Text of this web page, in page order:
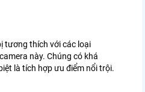
tương thích với các loại
này. Chúng có khá
là tích hợp ưu điểm nổi trội.